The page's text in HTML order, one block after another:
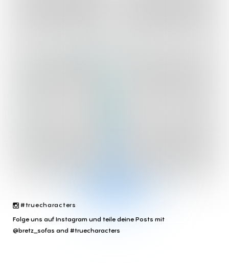
#truecharacters
Folge uns auf Instagram und teile deine Posts mit
@bretz_sofas and #truecharacters